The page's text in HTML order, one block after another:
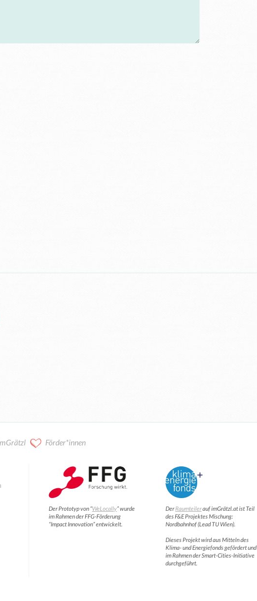
Förder*innen
Der Prototyp von “WeLocally” wurde
im Rahmen der FFG-Förderung
“Impact Innovation” entwickelt.
DerRaumteilerauf imGrätzl.at ist Teil
des F&E Projektes Mischung:
Nordbahnhof (Lead TU Wien).
Dieses Projekt wird aus Mitteln des
Klima- und Energiefonds gefördert und
im Rahmen der Smart-Cities-Initiative
durchgeführt.